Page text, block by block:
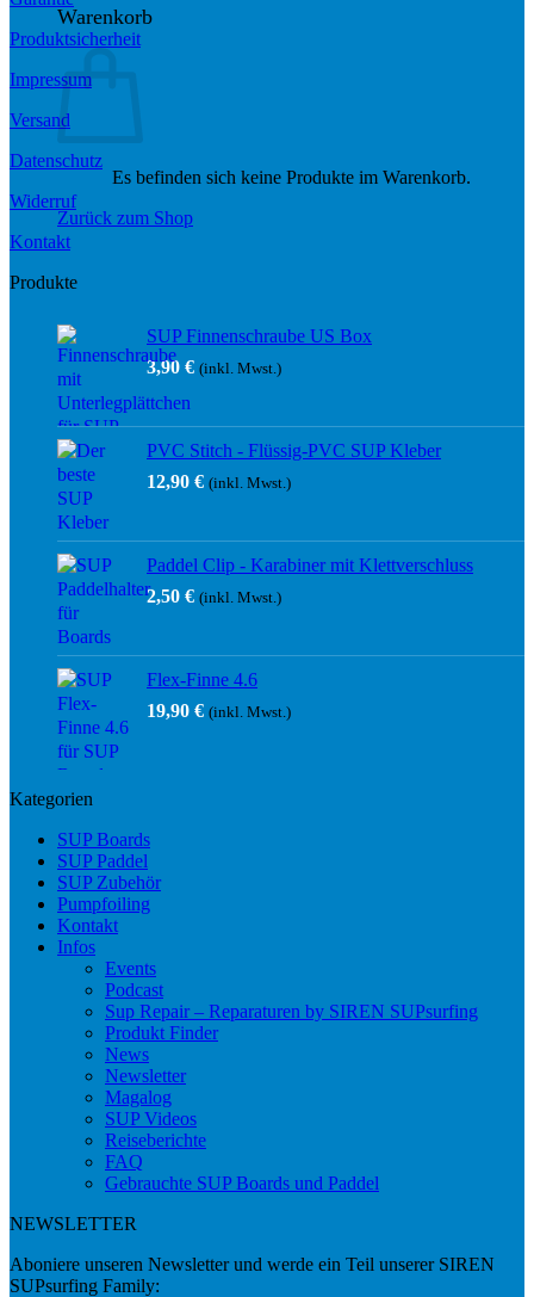
Warenkorb
Es befinden sich keine Produkte im Warenkorb.
Zurück zum Shop
Produktsicherheit
Impressum
Versand
Datenschutz
Widerruf
Kontakt
Produkte
SUP Finnenschraube US Box
3,90 € (inkl. Mwst.)
PVC Stitch - Flüssig-PVC SUP Kleber
12,90 € (inkl. Mwst.)
Paddel Clip - Karabiner mit Klettverschluss
2,50 € (inkl. Mwst.)
Flex-Finne 4.6
19,90 € (inkl. Mwst.)
Kategorien
SUP Boards
SUP Paddel
SUP Zubehör
Pumpfoiling
Kontakt
Infos
Events
Podcast
Sup Repair – Reparaturen by SIREN SUPsurfing
Produkt Finder
News
Newsletter
Magalog
SUP Videos
Reiseberichte
FAQ
Gebrauchte SUP Boards und Paddel
NEWSLETTER
Aboniere unseren Newsletter und werde ein Teil unserer SIREN
SUPsurfing Family: